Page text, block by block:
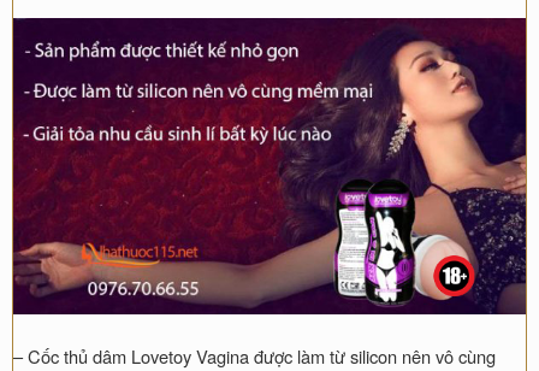
– Cốc thủ dâm Lovetoy Vagina được làm từ silicon nên vô cùng